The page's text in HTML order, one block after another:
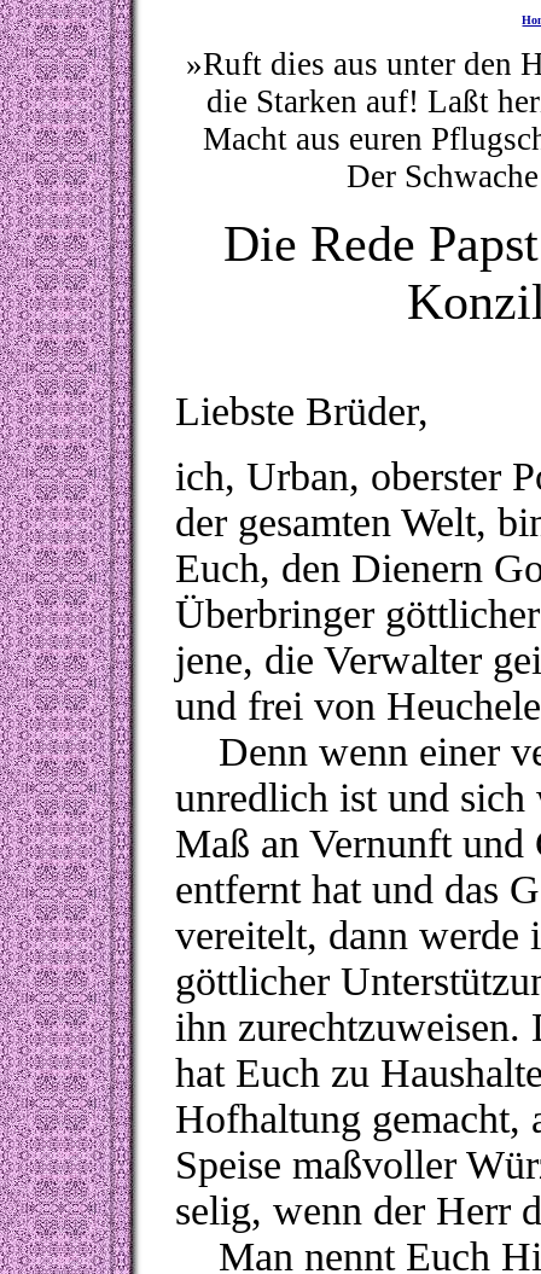
»Ruft dies aus unter den
die Starken auf! Laßt
Macht aus euren
Der
Die Rede
Liebste Brüder,
ich, Urban, oberster
der gesamten Welt,
Euch, den Dienern
Überbringer
jene, die Verwalter
und frei von
Denn wenn einer
unredlich ist und
Maß an Vernunft und
entfernt hat und das
vereitelt, dann werde
göttlicher
ihn zurechtzuweisen.
hat Euch zu
Hofhaltung
Speise maßvoller
selig, wenn der Herr
Man nennt Euch